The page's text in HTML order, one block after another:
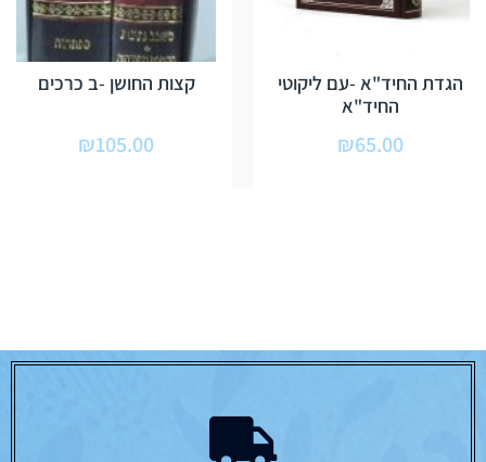
הגדת החיד"א -עם ליקוטי
החיד"א
₪65.00
קצות החושן -ב כרכים
₪105.00